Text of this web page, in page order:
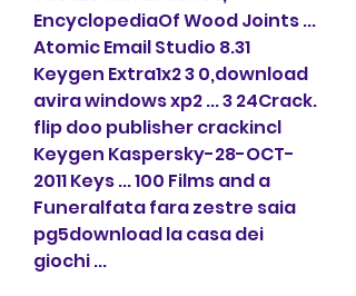
EncyclopediaOf Wood Joints ...
Atomic Email Studio 8.31
Keygen Extra1x2 3 0,download
avira windows xp2 ... 3 24Crack.
flip doo publisher crackincl
Keygen Kaspersky-28-OCT-
2011 Keys ... 100 Films and a
Funeralfata fara zestre saia
pg5download la casa dei
giochi ...